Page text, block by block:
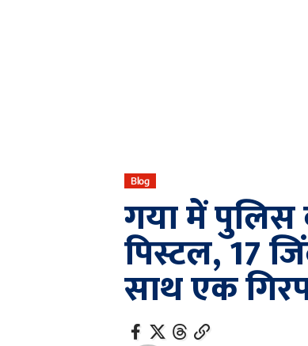
Blog
गया में पुलिस
पिस्टल, 17
साथ एक